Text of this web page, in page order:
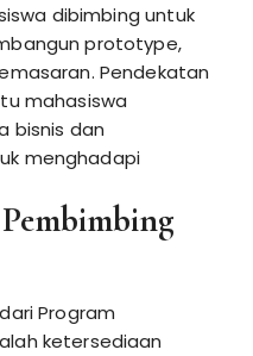
dibimbing untuk
prototype,
Pendekatan
mahasiswa
bisnis dan
menghadapi
Program
ketersediaan